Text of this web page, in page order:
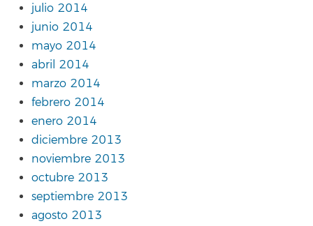
julio 2014
junio 2014
mayo 2014
abril 2014
marzo 2014
febrero 2014
enero 2014
diciembre 2013
noviembre 2013
octubre 2013
septiembre 2013
agosto 2013